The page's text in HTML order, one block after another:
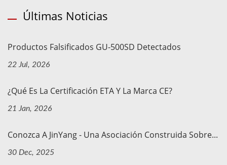
Últimas Noticias
Productos Falsificados GU-500SD Detectados
22 Jul, 2026
¿Qué Es La Certificación ETA Y La Marca CE?
21 Jan, 2026
Conozca A JinYang - Una Asociación Construida Sobre...
30 Dec, 2025